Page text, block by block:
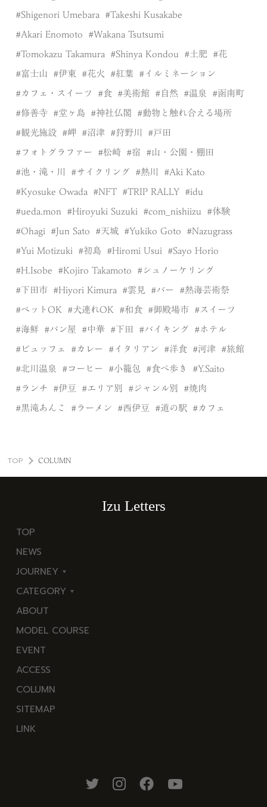
Shigenori Umebara Takeshi Kusakabe
Akari Enomoto Wakana Tsutsumi
Tomokazu Takamura Shinya Kondou 土肥 花
富士山 伊東 花火 紅葉 イルミネーション
カフェ・スイーツ 食 美術館 自然 温泉 函南町
修善寺 堂ヶ島 神社仏閣 動物と触れ合える場所
観光施設 岬 沼津 狩野川 戸田
フォトグラファー 松崎 宿 山・公園・棚田
池・滝・川 サイクリング 熱川 Aki Kato
Kyosuke Owada NFT TRIP RALLY idu
ueda.mon Hiroyuki Suzuki com_nishiizu 体験
Ohagi Jun Sato 天城 Yukiko Goto Nazugrass
Yui Motizuki 初島 Hiromi Usui Sayo Horio
H.Isobe Kojiro Takamoto シュノーケリング
下田市 Hiyori Kimura 雲見 バー 熱海芸術祭
ペットOK 犬連れOK 和食 御殿場市 スイーツ
海鮮 パン屋 中華 下田 バイキング ホテル
ビュッフェ カレー イタリアン 洋食 河津 旅館
北川温泉 コーヒー 小籠包 食べ歩き Y.Saito
ランチ 伊豆 エリア別 ジャンル別 焼肉
黒滝あんこ ラーメン 西伊豆 道の駅 カフェ
TOP COLUMN
Izu Letters
TOP
NEWS
JOURNEY
東
伊
豆
西
伊
豆
南
伊
CATEGORY
海
岬
温
泉
花
池・
滝・
ABOUT
MODEL COURSE
EVENT
ACCESS
COLUMN
SITEMAP
LINK